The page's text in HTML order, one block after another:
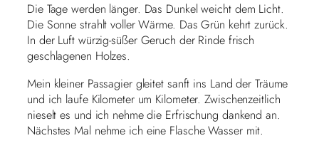
Die Tage werden länger. Das Dunkel weicht dem Licht.
Die Sonne strahlt voller Wärme. Das Grün kehrt zurück.
In der Luft würzig-süßer Geruch der Rinde frisch
geschlagenen Holzes.
Mein kleiner Passagier gleitet sanft ins Land der Träume
und ich laufe Kilometer um Kilometer. Zwischenzeitlich
nieselt es und ich nehme die Erfrischung dankend an.
Nächstes Mal nehme ich eine Flasche Wasser mit.